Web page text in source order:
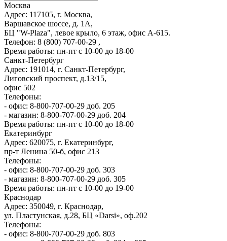
Москва
Адрес: 117105, г. Москва,
Варшавское шоссе, д. 1А,
БЦ "W-Plaza", левое крыло, 6 этаж, офис А-615.
Телефон: 8 (800) 707-00-29 ,
Время работы: пн-пт с 10-00 до 18-00
Санкт-Петербург
Адрес: 191014, г. Санкт-Петербург,
Лиговский проспект, д.13/15,
офис 502
Телефоны:
- офис: 8-800-707-00-29 доб. 205
- магазин: 8-800-707-00-29 доб. 204
Время работы: пн-пт с 10-00 до 18-00
Екатеринбург
Адрес: 620075, г. Екатеринбург,
пр-т Ленина 50-б, офис 213
Телефоны:
- офис: 8-800-707-00-29 доб. 303
- магазин: 8-800-707-00-29 доб. 305
Время работы: пн-пт с 10-00 до 19-00
Краснодар
Адрес: 350049, г. Краснодар,
ул. Пластунская, д.28, БЦ «Darsi», оф.202
Телефоны:
- офис: 8-800-707-00-29 доб. 803